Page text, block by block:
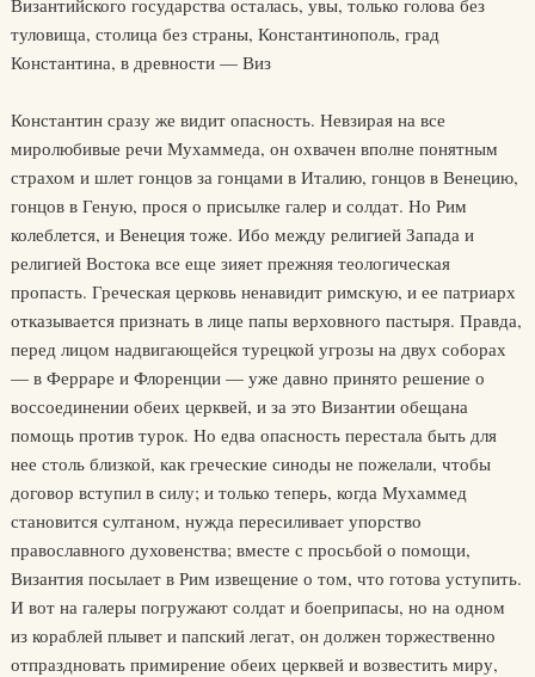
Византийского государства осталась, увы, только голова без
туловища, столица без страны, Константинополь, град
Константина, в древности — Виз
Константин сразу же видит опасность. Невзирая на все
миролюбивые речи Мухаммеда, он охвачен вполне понятным
страхом и шлет гонцов за гонцами в Италию, гонцов в Венецию,
гонцов в Геную, прося о присылке галер и солдат. Но Рим
колеблется, и Венеция тоже. Ибо между религией Запада и
религией Востока все еще зияет прежняя теологическая
пропасть. Греческая церковь ненавидит римскую, и ее патриарх
отказывается признать в лице папы верховного пастыря. Правда,
перед лицом надвигающейся турецкой угрозы на двух соборах
— в Ферраре и Флоренции — уже давно принято решение о
воссоединении обеих церквей, и за это Византии обещана
помощь против турок. Но едва опасность перестала быть для
нее столь близкой, как греческие синоды не пожелали, чтобы
договор вступил в силу; и только теперь, когда Мухаммед
становится султаном, нужда пересиливает упорство
православного духовенства; вместе с просьбой о помощи,
Византия посылает в Рим извещение о том, что готова уступить.
И вот на галеры погружают солдат и боеприпасы, но на одном
из кораблей плывет и папский легат, он должен торжественно
отпраздновать примирение обеих церквей и возвестить миру,